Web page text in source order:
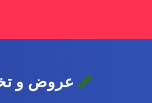
عروض و